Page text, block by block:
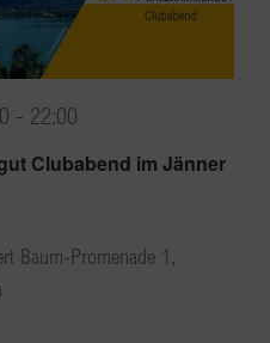
Clubabend im Jänner
- 22:00
Baum-Promenade 1,